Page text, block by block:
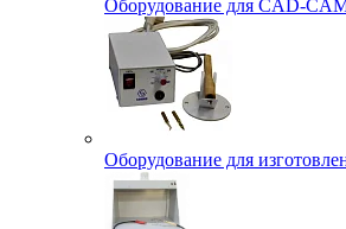
Оборудование для CAD-
Оборудование для